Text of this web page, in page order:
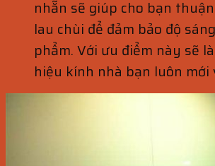
nhẵn sẽ giúp cho bạn
lau chùi để đảm bảo độ
phẩm. Với ưu điểm này sẽ
hiệu kính nhà bạn luôn mới